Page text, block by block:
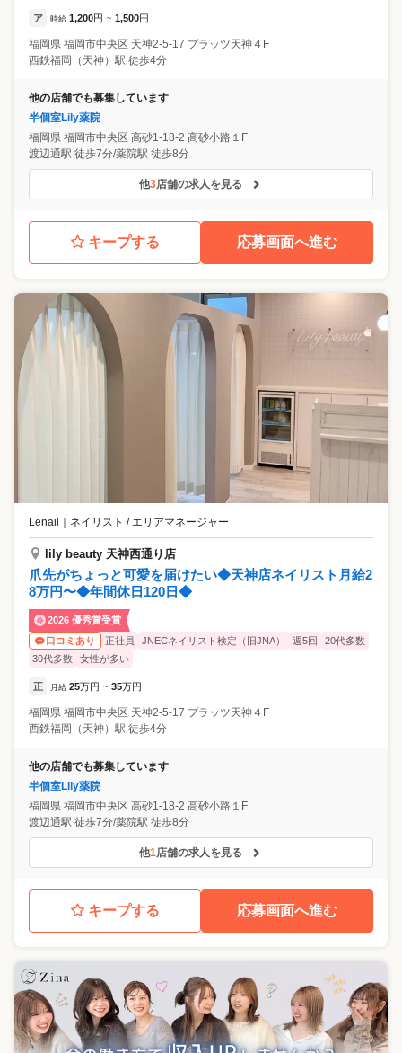
ア 時給 1,200円 ~ 1,500円
福岡県 福岡市中央区 天神2-5-17 プラッツ天神４F
西鉄福岡（天神）駅 徒歩4分
他の店舗でも募集しています
半個室Lily薬院
福岡県 福岡市中央区 高砂1-18-2 高砂小路１F
渡辺通駅 徒歩7分/薬院駅 徒歩8分
他3店舗の求人を見る
キープする 応募画面へ進む
Lenail ネイリスト / エリアマネージャー
lily beauty 天神西通り店
爪先がちょっと可愛を届けたい◆天神店ネイリスト月給2
8万円〜◆年間休日120日◆
2026 優秀賞受賞
口コミあり
正社員 JNECネイリスト検定（旧JNA） 週5回
20代多数
30代多数
女性が多い
正 月給 25万円 ~ 35万円
福岡県 福岡市中央区 天神2-5-17 プラッツ天神４F
西鉄福岡（天神）駅 徒歩4分
他の店舗でも募集しています
半個室Lily薬院
福岡県 福岡市中央区 高砂1-18-2 高砂小路１F
渡辺通駅 徒歩7分/薬院駅 徒歩8分
他1店舗の求人を見る
キープする 応募画面へ進む